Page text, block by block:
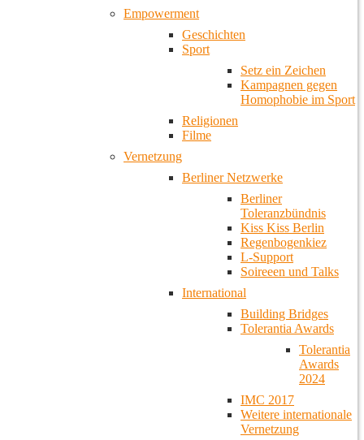
Empowerment
Geschichten
Sport
Setz ein Zeichen
Kampagnen gegen
Homophobie im Sport
Religionen
Filme
Vernetzung
Berliner Netzwerke
Berliner
Toleranzbündnis
Kiss Kiss Berlin
Regenbogenkiez
L-Support
Soireeen und Talks
International
Building Bridges
Tolerantia Awards
Tolerantia
Awards
2024
IMC 2017
Weitere internationale
Vernetzung